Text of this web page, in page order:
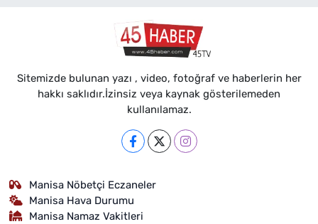
Sitemizde bulunan yazı , video, fotoğraf ve haberlerin her
hakkı saklıdır.İzinsiz veya kaynak gösterilemeden
kullanılamaz.
Manisa Nöbetçi Eczaneler
Manisa Hava Durumu
Manisa Namaz Vakitleri